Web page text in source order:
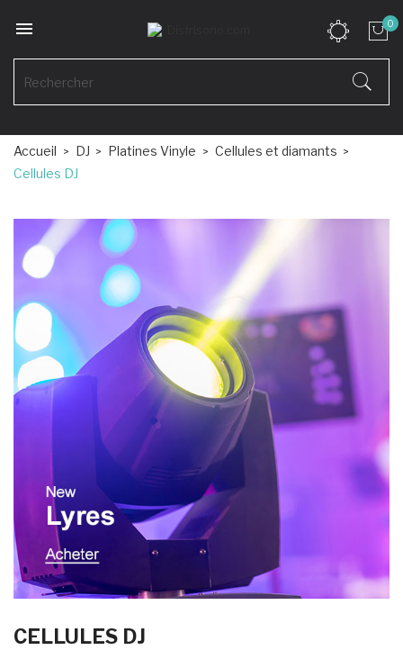
 0
Accueil DJ Platines Vinyle
Cellules et diamants
Cellules DJ
CELLULES DJ